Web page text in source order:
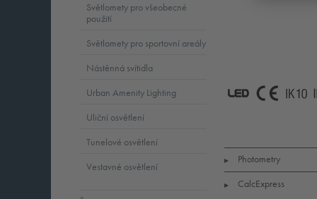
▶ Photometry
▶ CalcExpress
Světlomety pro všeobecné
použití
Světlomety pro sportovní areály
Nástěnná svítidla
Urban Amenity Lighting
Uliční osvětlení
Tunelové osvětlení
Vestavné osvětlení